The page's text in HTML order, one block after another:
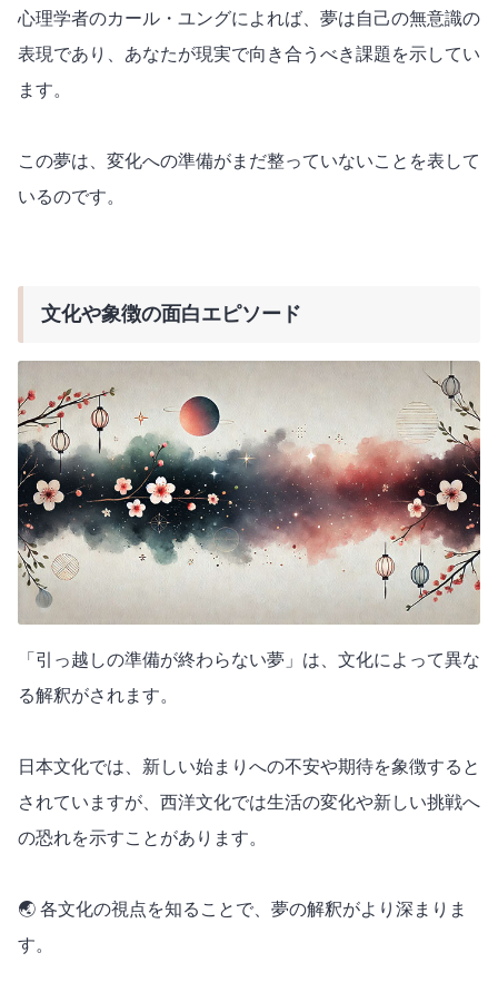
心理学者のカール・ユングによれば、夢は自己の無意識の
表現であり、あなたが現実で向き合うべき課題を示してい
ます。
この夢は、変化への準備がまだ整っていないことを表して
いるのです。
文化や象徴の面白エピソード
「引っ越しの準備が終わらない夢」は、文化によって異な
る解釈がされます。
日本文化では、新しい始まりへの不安や期待を象徴すると
されていますが、西洋文化では生活の変化や新しい挑戦へ
の恐れを示すことがあります。
🌏 各文化の視点を知ることで、夢の解釈がより深まりま
す。